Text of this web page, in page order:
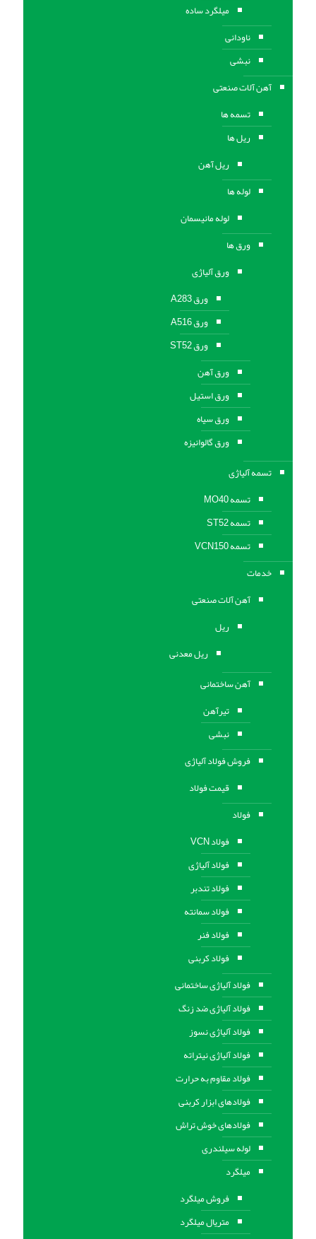
میلگرد ساده
ناودانی
نبشی
آهن آلات صنعتی
تسمه ها
ریل ها
ریل آهن
لوله ها
لوله مانیسمان
ورق ها
ورق آلیاژی
ورق A283
ورق A516
ورق ST52
ورق آهن
ورق استیل
ورق سیاه
ورق گالوانیزه
تسمه آلیاژی
تسمه MO40
تسمه ST52
تسمه VCN150
خدمات
آهن آلات صنعتی
ریل
ریل معدنی
آهن ساختمانی
تیرآهن
نبشی
فروش فولاد آلیاژی
قیمت فولاد
فولاد
فولاد VCN
فولاد آلیاژی
فولاد تندبر
فولاد سمانته
فولاد فنر
فولاد کربنی
فولاد آلیاژی ساختمانی
فولاد آلیاژی ضد زنگ
فولاد آلیاژی نسوز
فولاد آلیاژی نیتراته
فولاد مقاوم به حرارت
فولادهای ابزار کربنی
فولادهای خوش تراش
لوله سیلندری
میلگرد
فروش میلگرد
متریال میلگرد